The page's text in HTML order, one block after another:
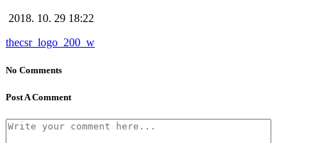
2018. 10. 29 18:22
thecsr_logo_200_w
No Comments
Post A Comment